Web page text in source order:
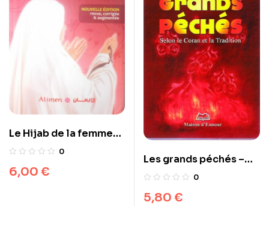
Le Hijab de la femme
musulmane – Nouvelle
et augmentée
0
6,00 €
Les grands péchés –
Selon le Coran et la
0
5,80 €